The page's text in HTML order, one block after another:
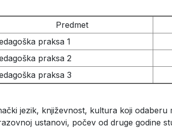
Predmet
praksa 1
praksa 2
praksa 3
jezik, književnost, kultura koji odaberu
ustanovi, počev od druge godine